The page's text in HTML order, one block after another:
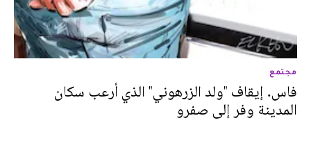
مجتمع
فاس. إيقاف "ولد الزرهوني" الذي أرعب سكان
المدينة وفر إلى صفرو